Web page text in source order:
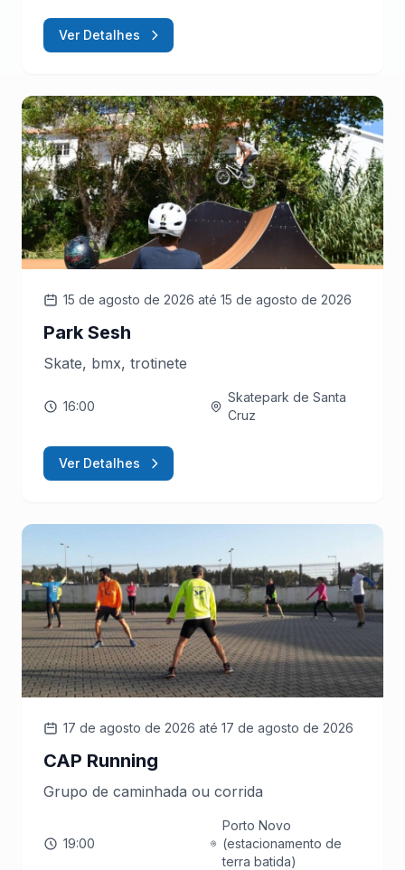
Ver Detalhes
15 de agosto de 2026 até 15 de agosto de 2026
Park Sesh
Skate, bmx, trotinete
16:00
Skatepark de Santa
Cruz
Ver Detalhes
17 de agosto de 2026 até 17 de agosto de 2026
CAP Running
Grupo de caminhada ou corrida
19:00
Porto Novo
(estacionamento de
terra batida)